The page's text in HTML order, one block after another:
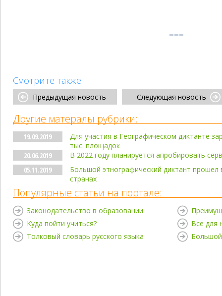
Смотрите также:
Предыдущая новость Следующая новость
Другие матералы рубрики:
19.09.2019
Для участия в Географическом диктанте
тыс. площадок
20.06.2019
В 2022 году планируется апробировать
05.11.2019
Большой этнографический диктант
странах
Популярные статьи на портале:
Законодательство в образовании
Куда пойти учиться?
Толковый словарь русского языка
Все для
Большой